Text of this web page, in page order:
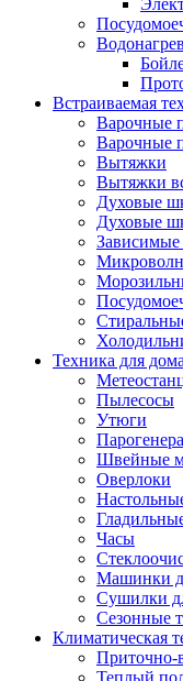
Встраиваемая
Варочные
Варочные
Вытяжки
Вытяжки
Духовые
Духовые
Техника для дома
Пылесосы
Утюги
Швейные
Оверлоки
Часы
Машинки
Сушилки
Сезонные
Климатическая
Приточно-
Теплый